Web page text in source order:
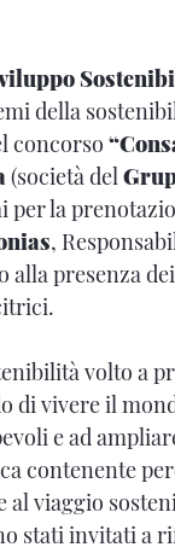
della
concorso
(società del
per la
,
alla presenza
volto a
di vivere il
e ad
contenente
viaggio
stati invitati a